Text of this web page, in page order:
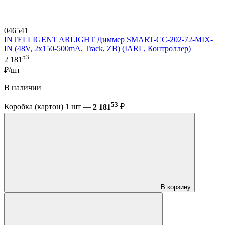
046541
INTELLIGENT ARLIGHT Диммер SMART-CC-202-72-MIX-
IN (48V, 2x150-500mA, Track, ZB) (IARL, Контроллер)
2 18153
₽/шт
В наличии
Коробка (картон) 1 шт — 2 18153 ₽
В корзину